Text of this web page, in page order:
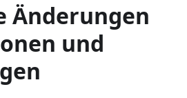
Änderungen
und